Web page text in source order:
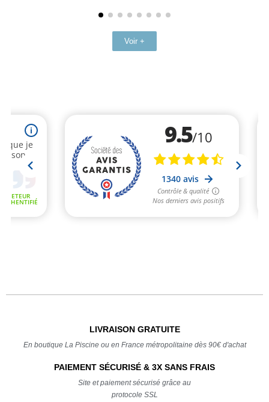
Voir +
LIVRAISON GRATUITE
En boutique La Piscine ou en France métropolitaine dès 90€ d'achat
PAIEMENT SÉCURISÉ & 3X SANS FRAIS
Site et paiement sécurisé grâce au
protocole SSL